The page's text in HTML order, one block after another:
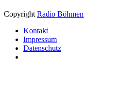
Copyright Radio Böhmen
Kontakt
Impressum
Datenschutz